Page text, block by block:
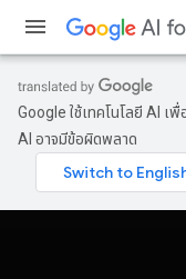
Google ใช้เทคโนโลยี AI
AI อาจมีข้อผิดพลาด